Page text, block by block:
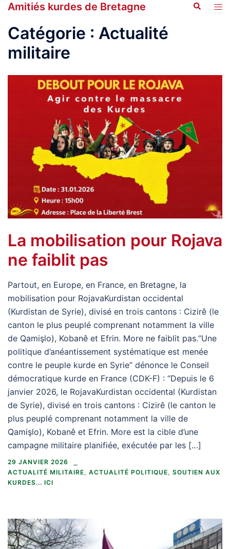
Aller
contenu
Amitiés kurdes de Bretagne
Catégorie : Actualité
militaire
La mobilisation pour Rojava
ne faiblit pas
Partout, en Europe, en France, en Bretagne, la
mobilisation pour RojavaKurdistan occidental
(Kurdistan de Syrie), divisé en trois cantons : Cizirê (le
canton le plus peuplé comprenant notamment la ville
de Qamişlo), Kobanê et Efrin. More ne faiblit pas.‘’Une
politique d’anéantissement systématique est menée
contre le peuple kurde en Syrie’’ dénonce le Conseil
démocratique kurde en France (CDK-F) : ‘’Depuis le 6
janvier 2026, le RojavaKurdistan occidental (Kurdistan
de Syrie), divisé en trois cantons : Cizirê (le canton le
plus peuplé comprenant notamment la ville de
Qamişlo), Kobanê et Efrin. More est la cible d’une
campagne militaire planifiée, exécutée par les […]
29 JANVIER 2026
ACTUALITÉ MILITAIRE
ACTUALITÉ POLITIQUE
SOUTIEN AUX
KURDES... ICI